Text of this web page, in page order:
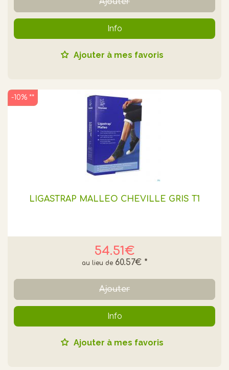
Info
Ajouter à mes favoris
LIGASTRAP MALLEO CHEVILLE GRIS T1
54.51€
60.57€ *
-10% **
Ajouter
Info
Ajouter à mes favoris